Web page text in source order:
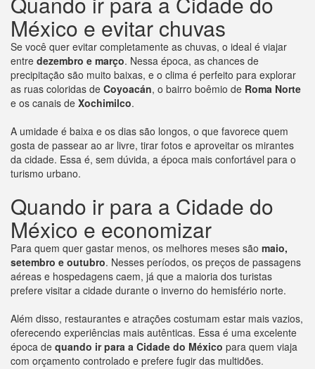
México e evitar chuvas
Se você quer evitar completamente as chuvas, o ideal é viajar
entre dezembro e março. Nessa época, as chances de
precipitação são muito baixas, e o clima é perfeito para explorar
as ruas coloridas de Coyoacán, o bairro boêmio de Roma Norte
e os canais de Xochimilco.
A umidade é baixa e os dias são longos, o que favorece quem
gosta de passear ao ar livre, tirar fotos e aproveitar os mirantes
da cidade. Essa é, sem dúvida, a época mais confortável para o
turismo urbano.
Quando ir para a Cidade do
México e economizar
Para quem quer gastar menos, os melhores meses são maio,
setembro e outubro. Nesses períodos, os preços de passagens
aéreas e hospedagens caem, já que a maioria dos turistas
prefere visitar a cidade durante o inverno do hemisfério norte.
Além disso, restaurantes e atrações costumam estar mais vazios,
oferecendo experiências mais autênticas. Essa é uma excelente
época de quando ir para a Cidade do México para quem viaja
com orçamento controlado e prefere fugir das multidões.